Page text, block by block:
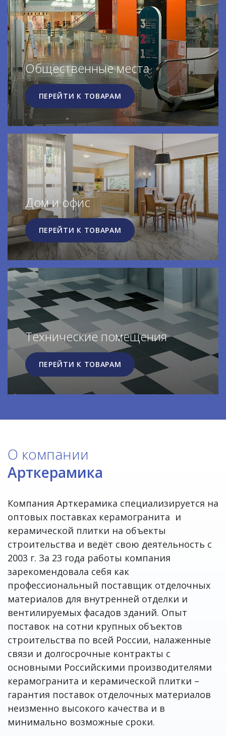
Общественные места
ПЕРЕЙТИ К ТОВАРАМ
Дом и офис
ПЕРЕЙТИ К ТОВАРАМ
Технические помещения
ПЕРЕЙТИ К ТОВАРАМ
О компании
Арткерамика
Компания Арткерамика специализируется на
оптовых поставках керамогранита и
керамической плитки на объекты
строительства и ведёт свою деятельность с
2003 г. За 23 года работы компания
зарекомендовала себя как
профессиональный поставщик отделочных
материалов для внутренней отделки и
вентилируемых фасадов зданий. Опыт
поставок на сотни крупных объектов
строительства по всей России, налаженные
связи и долгосрочные контракты с
основными Российскими производителями
керамогранита и керамической плитки –
гарантия поставок отделочных материалов
неизменно высокого качества и в
минимально возможные сроки.